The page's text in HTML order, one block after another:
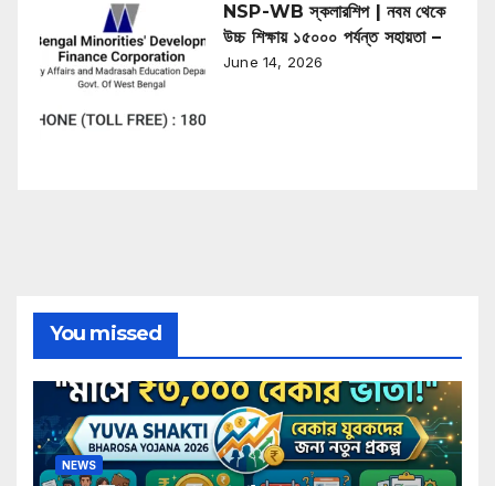
NSP-WB স্কলারশিপ | নবম থেকে
উচ্চ শিক্ষায় ১৫০০০ পর্যন্ত সহায়তা –
June 14, 2026
You missed
NEWS